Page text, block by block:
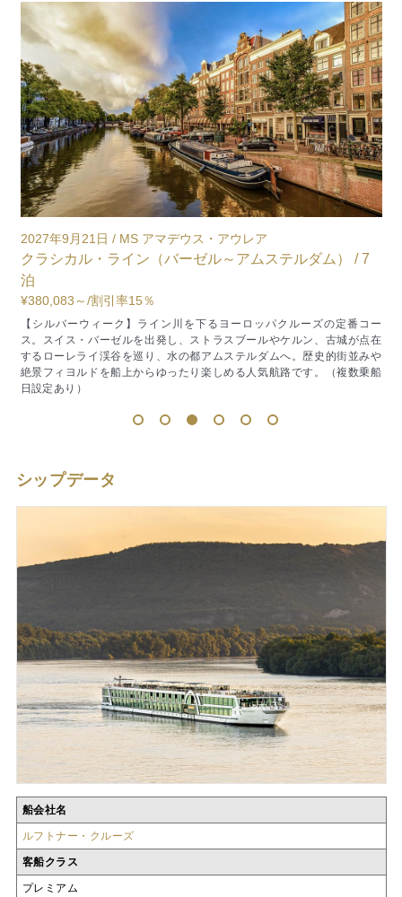
2027年8月11日 / MS アマデウス・プロヴァンス
ブルゴーニュの至宝とプロバンス（リヨン発着） / 7泊
¥381,674～
【夏休み】 南仏のローヌ川とソーヌ川を巡るクルーズ。リヨン発着で、
世界的に有名なワイン産地マコンやボジョレーをはじめ、ブルゴーニュ
やプロバンスス地方の色鮮やかなブドウ畑や絵のような村々を訪れま
す。歴史あるリヨンやアヴィニョン、アルルなどの街並みや建築も見ど
ころです。
1 2 3 4 5 6
シップデータ
船会社名
ルフトナー・クルーズ
客船クラス
プレミアム